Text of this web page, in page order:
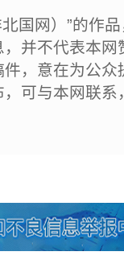
国网）”的作
并不代表本
，意在为公
可与本网联